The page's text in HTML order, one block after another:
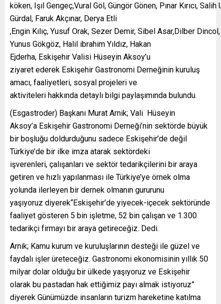
köken, Işıl Gengeç,Vural Göl, Güngör Gönen, Pınar Kırıcı,
Gürdal, Faruk Akçınar, Derya Etli
,Engin Kılıç, Yusuf Orak, Sezer Demir, Sibel Asar,Dilber Dincol,
Yunus Gökgöz, Halil ibrahim Yıldız, Hakan
Ejderha, Eskişehir Valisi Hüseyin Aksoy’u
ziyaret ederek Eskişehir Gastronomi Derneğinin kuruluş
amacı, faaliyetleri, sosyal projeleri ve
aktiviteleri hakkında detaylı bilgi paylaşımında bulundu.
(Esgastroder) Başkanı Murat Arnik; Vali Hüseyin
Aksoy’a Eskişehir Gastronomi Derneği’nin sektörde büyük
bir boşluğu doldurduğunu sadece Eskişehir’de değil
Türkiye’de bir ilke imza atarak sektördeki
işverenleri, çalışanları ve sektör tedarikçilerini bir araya
getiren ve hızlı yapılanması ile Türkiye’ye örnek olma
yolunda ilerleyen bir dernek olmanın gururunu
yaşıyoruz diyerek“Eskişehir’de yiyecek-içecek sektöründe
faaliyet gösteren 5 bin işletme, 52 bin çalışan ve 1.300
tedarikçi firmayı bir araya getireceğiz. Dedi.
Arnik; Kamu kurum ve kuruluşlarının desteği ile güzel ve
faydalı işler üreteceğiz. Gastronomi ekonomisinin yıllık 50
milyar dolar olduğu bir ülkede yaşıyoruz ve Eskişehir
olarak bu pastadan hak ettiğimiz payı almak istiyoruz”
diyerek Günümüzde insanların turizm hareketine katılma